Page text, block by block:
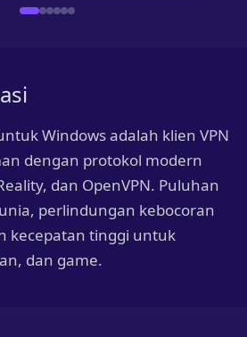
Windows adalah klien VPN
dengan protokol modern
dan OpenVPN. Puluhan
perlindungan kebocoran
kecepatan tinggi untuk
dan game.